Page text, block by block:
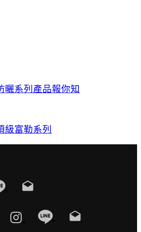
曬系列產品報你知
級富勒系列
drafts
drafts